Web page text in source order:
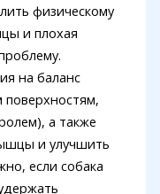
физическому
и плохая
на баланс
а также
и улучшить
если собака